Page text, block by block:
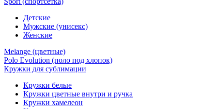
Детские
Мужские (унисекс)
Женские
Melange (цветные)
Polo Evolution (поло под хлопок)
Кружки для сублимации
Кружки белые
Кружки цветные внутри и ручка
Кружки хамелеон